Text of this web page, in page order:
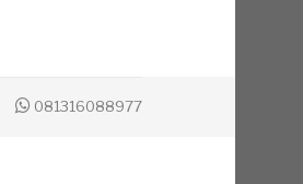
081316088977